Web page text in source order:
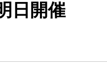
日開催